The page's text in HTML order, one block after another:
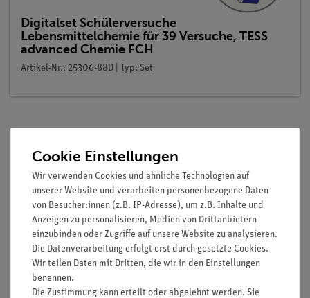
Digitalset Schülerversuche
Lebensmittelchemie für 39 Versuche, TESS
advanced Chemie FCH
Artikel-Nr.: 25306-88D | Typ: Set
Prinzip
Obst und Gemüse wie Zitrusfrüchte und Kartoffeln enthalten
Vitamin C. Vitamin C kann durch Entfärbung von Tillmanns
Reagenz nachgewiesen werden. Vitamin C (=Ascorbinsäure)
wurde um 1920 von J. Tillmanns mit den Farbstoff
Dichlorphenolindophenol bestimmt. Der Farbstoff ist in saurer
Cookie Einstellungen
Wir verwenden Cookies und ähnliche Technologien auf
unserer Website und verarbeiten personenbezogene Daten
von Besucher:innen (z.B. IP-Adresse), um z.B. Inhalte und
Anzeigen zu personalisieren, Medien von Drittanbietern
einzubinden oder Zugriffe auf unsere Website zu analysieren.
Die Datenverarbeitung erfolgt erst durch gesetzte Cookies.
Wir teilen Daten mit Dritten, die wir in den Einstellungen
benennen.
Die Zustimmung kann erteilt oder abgelehnt werden. Sie